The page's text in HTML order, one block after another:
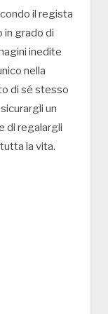
il regista
in grado di
inedite
nella
di sé stesso
un
di regalargli
la vita.